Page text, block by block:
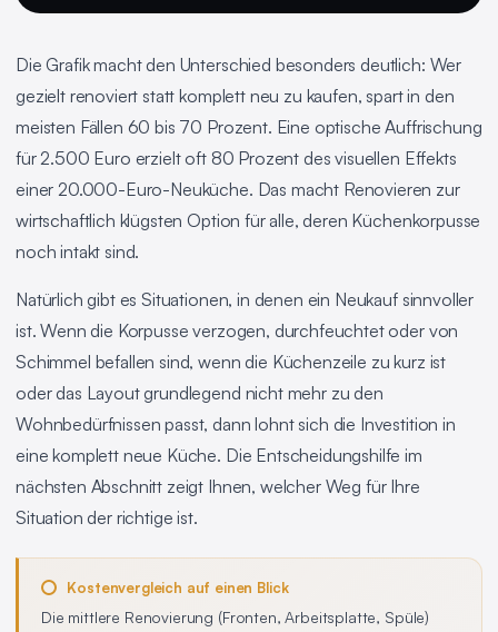
Die Grafik macht den Unterschied besonders deutlich: Wer
gezielt renoviert statt komplett neu zu kaufen, spart in den
meisten Fällen 60 bis 70 Prozent. Eine optische Auffrischung
für 2.500 Euro erzielt oft 80 Prozent des visuellen Effekts
einer 20.000-Euro-Neuküche. Das macht Renovieren zur
wirtschaftlich klügsten Option für alle, deren Küchenkorpusse
noch intakt sind.
Natürlich gibt es Situationen, in denen ein Neukauf sinnvoller
ist. Wenn die Korpusse verzogen, durchfeuchtet oder von
Schimmel befallen sind, wenn die Küchenzeile zu kurz ist
oder das Layout grundlegend nicht mehr zu den
Wohnbedürfnissen passt, dann lohnt sich die Investition in
eine komplett neue Küche. Die Entscheidungshilfe im
nächsten Abschnitt zeigt Ihnen, welcher Weg für Ihre
Situation der richtige ist.
Kostenvergleich auf einen Blick
Die mittlere Renovierung (Fronten, Arbeitsplatte, Spüle)